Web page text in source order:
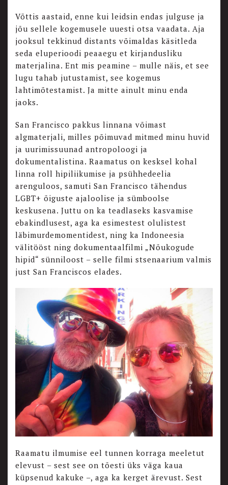
Võttis aastaid, enne kui leidsin endas julguse ja
jõu sellele kogemusele uuesti otsa vaadata. Aja
jooksul tekkinud distants võimaldas käsitleda
seda eluperioodi peaaegu et kirjandusliku
materjalina. Ent mis peamine – mulle näis, et see
lugu tahab jutustamist, see kogemus
lahtimõtestamist. Ja mitte ainult minu enda
jaoks.
San Francisco pakkus linnana võimast
algmaterjali, milles põimuvad mitmed minu huvid
ja uurimissuunad antropoloogi ja
dokumentalistina. Raamatus on kesksel kohal
linna roll hipiliikumise ja psühhedeelia
arenguloos, samuti San Francisco tähendus
LGBT+ õiguste ajaloolise ja sümboolse
keskusena. Juttu on ka teadlaseks kasvamise
ebakindlusest, aga ka esimestest olulistest
läbimurdemomentidest, ning ka Indoneesia
välitööst ning dokumentaalfilmi „Nõukogude
hipid“ sünniloost – selle filmi stsenaarium valmis
just San Franciscos elades.
Raamatu ilmumise eel tunnen korraga meeletut
elevust – sest see on tõesti üks väga kaua
küpsenud kakuke –, aga ka kerget ärevust. Sest